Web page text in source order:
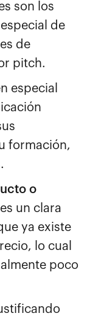
son los
de
de
pitch.
especial
formación,
o
un clara
ya existe
lo cual
poco